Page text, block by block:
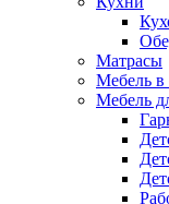
Матрасы
Мебель в
Мебель